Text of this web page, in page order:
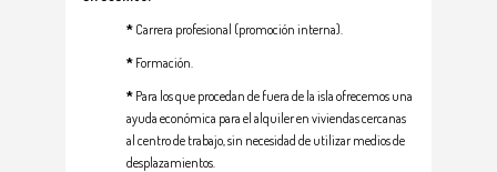
* Carrera profesional (promoción interna).
* Formación.
* Para los que procedan de fuera de la isla ofrecemos una
ayuda económica para el alquiler en viviendas cercanas
al centro de trabajo, sin necesidad de utilizar medios de
desplazamientos.